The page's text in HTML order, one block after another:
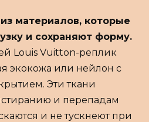
материалов, которые
и сохраняют форму.
Louis Vuitton-реплик
экокожа или нейлон с
Эти ткани
и перепадам
и не тускнеют при